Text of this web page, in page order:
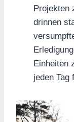
Projekten
drinnen
Einheiten
jeden Tag